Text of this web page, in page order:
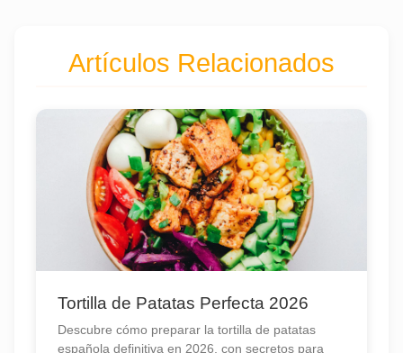
Artículos Relacionados
Tortilla de Patatas Perfecta 2026
Descubre cómo preparar la tortilla de patatas
española definitiva en 2026, con secretos para